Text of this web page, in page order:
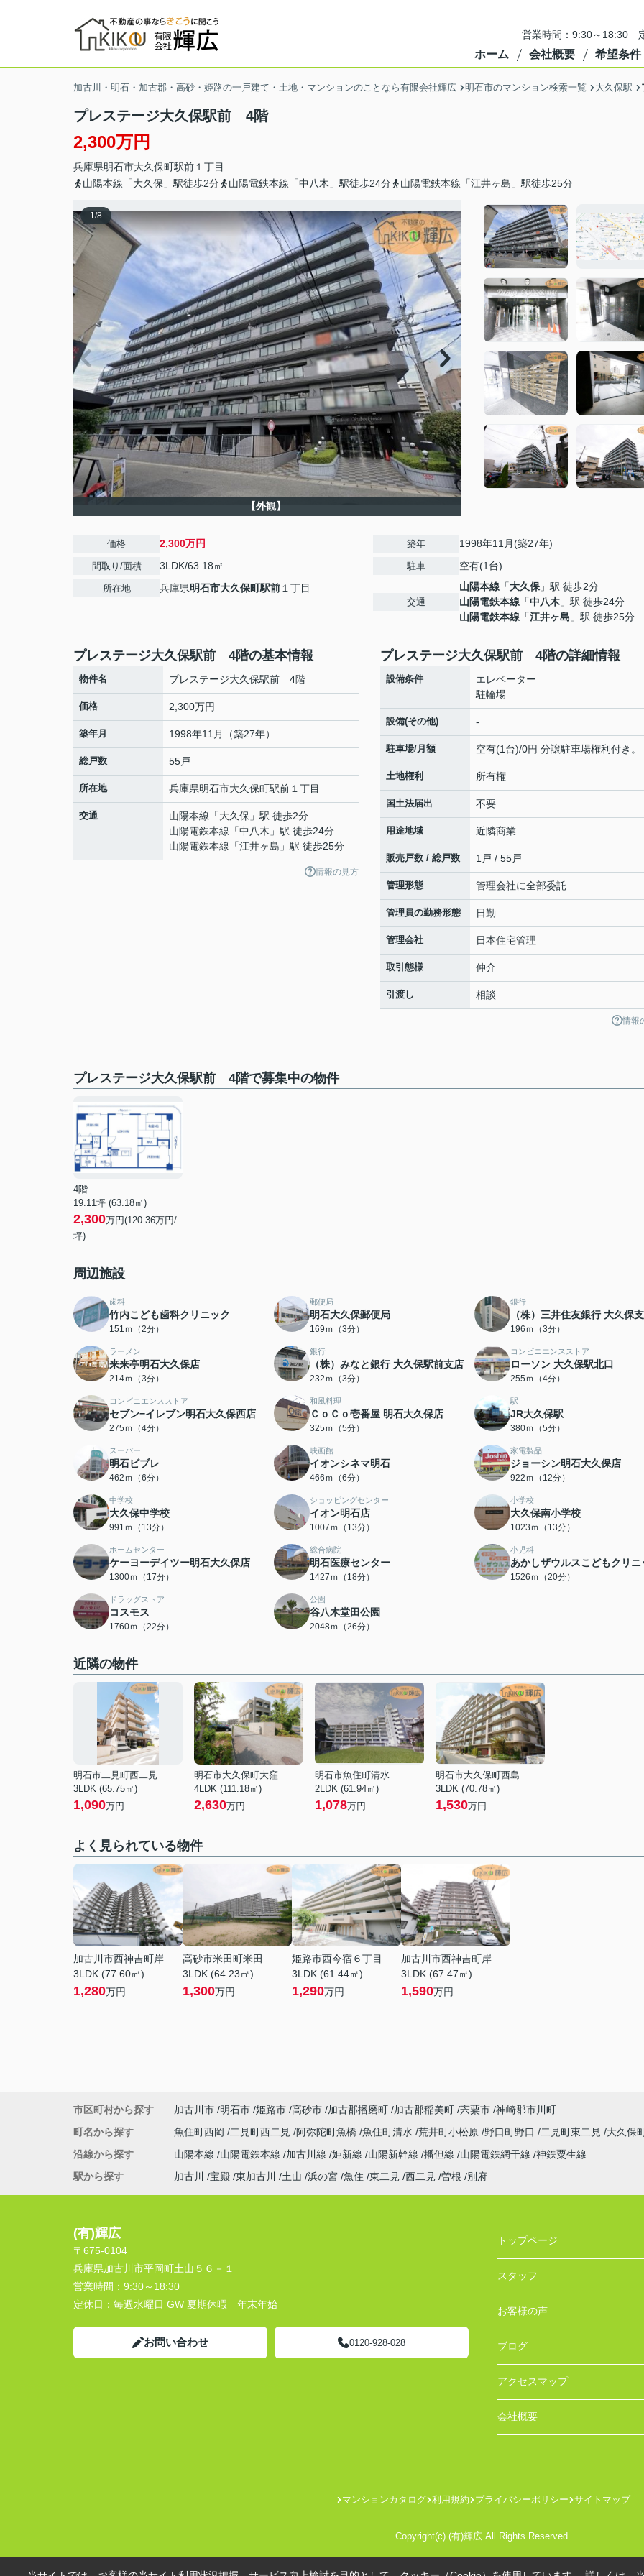
営業時間：9:30～18:30
ホーム 会社概要 希望条件
加古川・明石・加古郡・高砂・姫路の一戸建て・土地・マンションのことなら有限会社輝広 明石市のマンション検索一覧 大久保駅
プレステージ大久保駅前 4階
2,300万円
兵庫県明石市大久保町駅前 １丁目
山陽本線「大久保」駅徒歩2分
山陽電鉄本線「中八木」駅徒歩24分 山陽電鉄本線「江井ヶ島」駅徒歩25分
1/8
【外観】
価格 2,300万円
間取り/面積 3LDK/63.18㎡
所在地 兵庫県明石市大久保町駅前 １丁目
築年 1998年11月(築27年)
駐車 空有(1台)
交通
山陽本線 「大久保 」駅 徒歩2分
山陽電鉄本線 「中八木 」駅 徒歩24分
山陽電鉄本線 「江井ヶ島 」駅 徒歩25分
プレステージ大久保駅前 4階の基本情報
物件名 プレステージ大久保駅前 4階
価格 2,300万円
築年月 1998年11月（築27年）
総戸数 55戸
所在地 兵庫県明石市大久保町駅前 １丁目
交通 山陽本線 「大久保 」駅 徒歩2分
山陽電鉄本線 「中八木 」駅 徒歩24分
山陽電鉄本線 「江井ヶ島 」駅 徒歩25分
情報の見方
プレステージ大久保駅前 4階の詳細情報
設備条件
エレベーター
駐輪場
設備(その他) -
駐車場/月額 空有(1台)/0円 分譲駐車場権利付き。
土地権利 所有権
国土法届出 不要
用途地域 近隣商業
販売戸数 / 総戸数 1戸 / 55戸
管理形態 管理会社に全部委託
管理員の勤務形態 日勤
管理会社 日本住宅管理
取引態様 仲介
引渡し 相談
情報
プレステージ大久保駅前 4階で募集中の物件
4階
19.11坪 (63.18㎡)
2,300万円(120.36万円/
坪)
周辺施設
歯科
竹内こども歯科クリニック
151ｍ（2分）
郵便局
明石大久保郵便局
169ｍ（3分）
銀行
（株）三井住友銀行 大久保
196ｍ（3分）
ラーメン
来来亭明石大久保店
214ｍ（3分）
銀行
（株）みなと銀行 大久保駅前支店
232ｍ（3分）
コンビニエンスストア
ローソン 大久保駅北口
255ｍ（4分）
コンビニエンスストア
セブン−イレブン明石大久保西店
275ｍ（4分）
和風料理
ＣｏＣｏ壱番屋 明石大久保店
325ｍ（5分）
駅
JR大久保駅
380ｍ（5分）
スーパー
明石ビブレ
462ｍ（6分）
映画館
イオンシネマ明石
466ｍ（6分）
家電製品
ジョーシン明石大久保店
922ｍ（12分）
中学校
大久保中学校
991ｍ（13分）
ショッピングセンター
イオン明石店
1007ｍ（13分）
小学校
大久保南小学校
1023ｍ（13分）
ホームセンター
ケーヨーデイツー明石大久保店
1300ｍ（17分）
総合病院
明石医療センター
1427ｍ（18分）
小児科
あかしザウルスこどもクリニ
1526ｍ（20分）
ドラッグストア
コスモス
1760ｍ（22分）
公園
谷八木堂田公園
2048ｍ（26分）
近隣の物件
明石市二見町西二見
3LDK (65.75㎡)
1,090万円
明石市大久保町大窪
4LDK (111.18㎡)
2,630万円
明石市魚住町清水
2LDK (61.94㎡)
1,078万円
明石市大久保町西島
3LDK (70.78㎡)
1,530万円
よく見られている物件
加古川市西神吉町岸
3LDK (77.60㎡)
1,280万円
高砂市米田町米田
3LDK (64.23㎡)
1,300万円
姫路市西今宿６丁目
3LDK (61.44㎡)
1,290万円
加古川市西神吉町岸
3LDK (67.47㎡)
1,590万円
市区町村から探す 加古川市 明石市 姫路市 高砂市 加古郡播磨町 加古郡稲美町 宍粟市 神崎郡市川町
町名から探す
魚住町西岡 二見町西二見 阿弥陀町魚橋 魚住町清水 荒井町小松原 野口町野口 二見町東二見
大久保
沿線から探す
山陽本線 山陽電鉄本線 加古川線 姫新線 山陽新幹線 播但線 山陽電鉄網干線 神鉄粟生線
駅から探す
加古川 宝殿 東加古川 土山 浜の宮 魚住 東二見 西二見 曽根 別府
(有)輝広
〒675-0104
兵庫県加古川市平岡町土山５６－１
営業時間： 9:30～18:30
定休日： 毎週水曜日 GW 夏期休暇 年末年始
お問い合わせ 0120-928-028
トップページ
スタッフ
お客様の声
ブログ
アクセスマップ
会社概要
マンションカタログ 利用規約 プライバシーポリシー サイトマップ
Copyright(c) (有)輝広 All Rights Reserved.